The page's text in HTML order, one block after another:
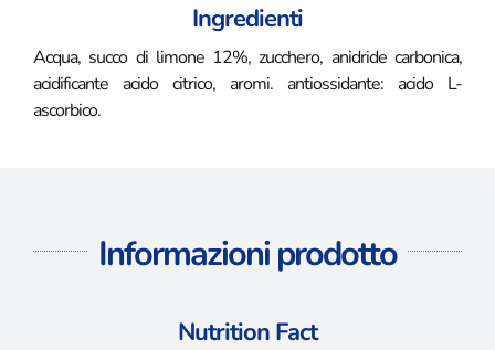
Ingredienti
Acqua, succo di limone 12%, zucchero, anidride carbonica,
acidificante acido citrico, aromi. antiossidante: acido L-
ascorbico.
Informazioni prodotto
Nutrition Fact